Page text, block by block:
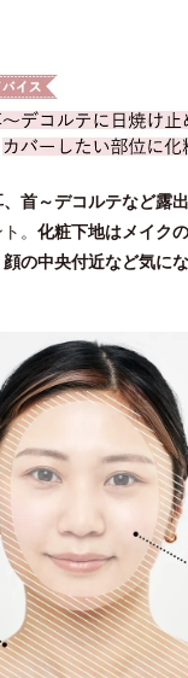
首～デコルテなど露
。 化粧下地はメイク
顔の中央付近など気に